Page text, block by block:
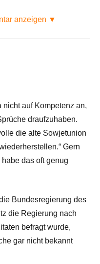
anzeigen ▼
nicht auf Kompetenz an,
draufzuhaben.
die alte Sowjetunion
Gern
das oft genug
Bundesregierung des
die Regierung nach
befragt wurde,
gar nicht bekannt